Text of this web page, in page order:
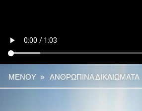
ΜΕΝΟΥ » ΑΝΘΡΩΠΙΝΑ ΔΙΚΑΙΩΜΑΤΑ